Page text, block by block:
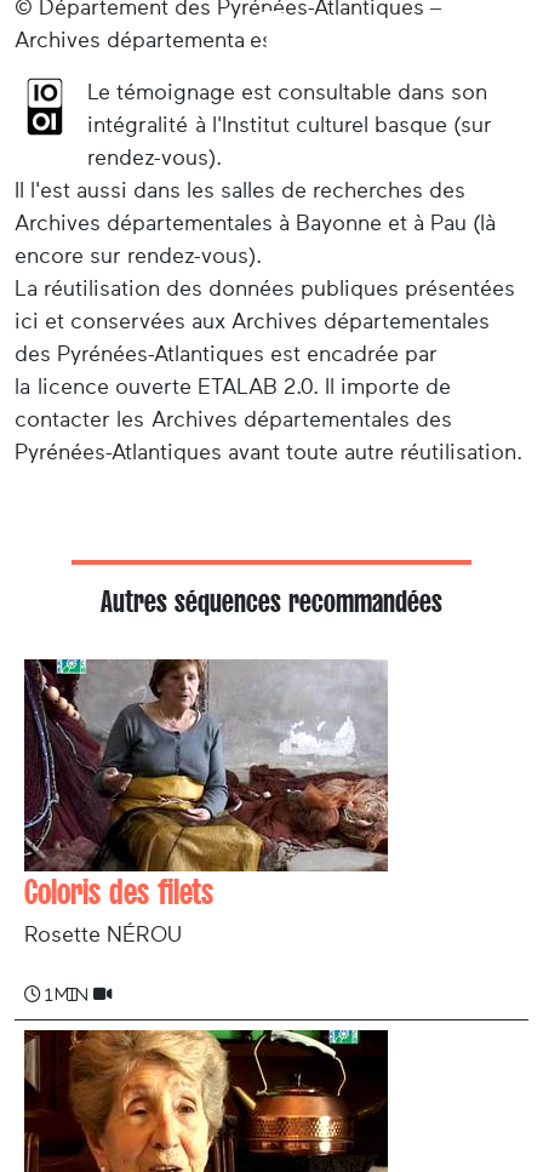
© Département des Pyrénées-Atlantiques –
Archives départementales
Le témoignage est consultable dans son
intégralité à l'Institut culturel basque (sur
rendez-vous).
Il l'est aussi dans les salles de recherches des
Archives départementales à Bayonne et à Pau (là
encore sur rendez-vous).
La réutilisation des données publiques présentées
ici et conservées aux Archives départementales
des Pyrénées-Atlantiques est encadrée par
la licence ouverte ETALAB 2.0. Il importe de
contacter les Archives départementales des
Pyrénées-Atlantiques avant toute autre réutilisation.
Autres séquences recommandées
Coloris des filets
Rosette NÉROU
1 min